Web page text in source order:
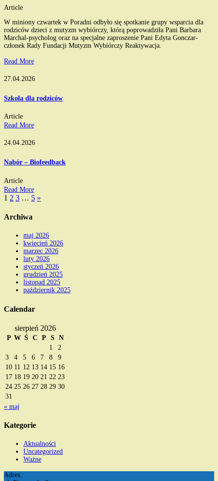
Article
W miniony czwartek w Poradni odbyło się spotkanie grupy wsparcia dla
rodziców dzieci z mutyzm wybiórczy, którą poprowadziła Pani Barbara
Marchal-psycholog oraz na specjalne zaproszenie Pani Edyta Gonczar-
członek Rady Fundacji Mutyzm Wybiórczy Reaktywacja.
Read More
27.04.2026
Szkoła dla rodziców
Article
Read More
24.04.2026
Nabór – Biofeedback
Article
Read More
1 2 3 … 5 »
Archiwa
maj 2026
kwiecień 2026
marzec 2026
luty 2026
styczeń 2026
grudzień 2025
listopad 2025
październik 2025
Calendar
sierpień 2026
P W Ś C P S N
1
2
3
4 5 6 7 8
9
10 11 12 13 14 15 16
17 18 19 20 21 22 23
24 25 26 27 28 29 30
31
« maj
Kategorie
Aktualności
Uncategorized
Ważne
Adres: